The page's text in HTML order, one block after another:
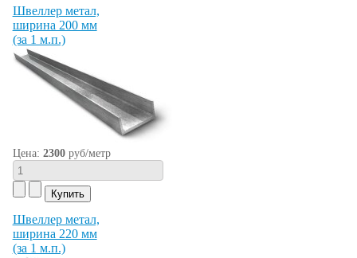
Швеллер метал,
ширина 200 мм
(за 1 м.п.)
Цена: 2300руб/метр
Швеллер метал,
ширина 220 мм
(за 1 м.п.)